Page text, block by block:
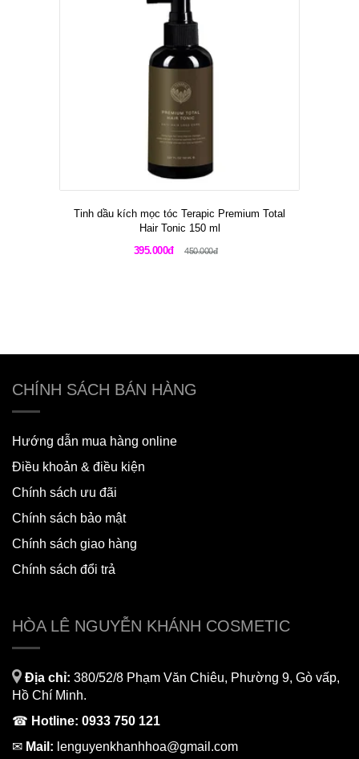
Tinh dầu kích mọc tóc Terapic Premium Total
Hair Tonic 150 ml
395.000đ
450.000đ
CHÍNH SÁCH BÁN HÀNG
Hướng dẫn mua hàng online
Điều khoản & điều kiện
Chính sách ưu đãi
Chính sách bảo mật
Chính sách giao hàng
Chính sách đổi trả
HÒA LÊ NGUYỄN KHÁNH COSMETIC
Địa chỉ: 380/52/8 Phạm Văn Chiêu, Phường 9, Gò vấp,
Hồ Chí Minh.
☎ Hotline: 0933 750 121
✉ Mail: lenguyenkhanhhoa@gmail.com